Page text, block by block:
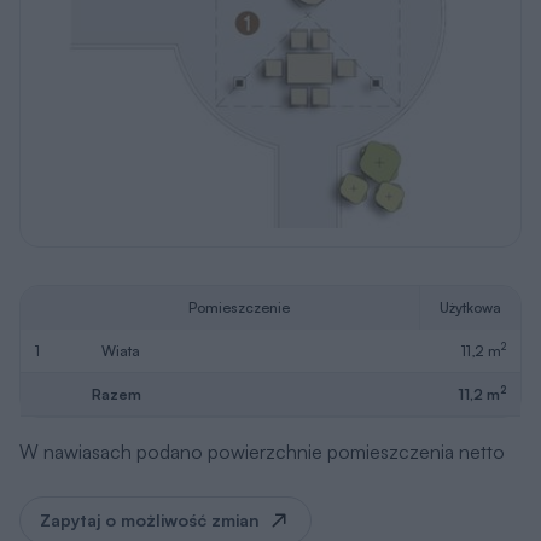
Pomieszczenie Użytkowa
1 wiata 11,2 m2
Razem 11,2 m2
W nawiasach podano powierzchnie pomieszczenia netto
Zapytaj o możliwość zmian